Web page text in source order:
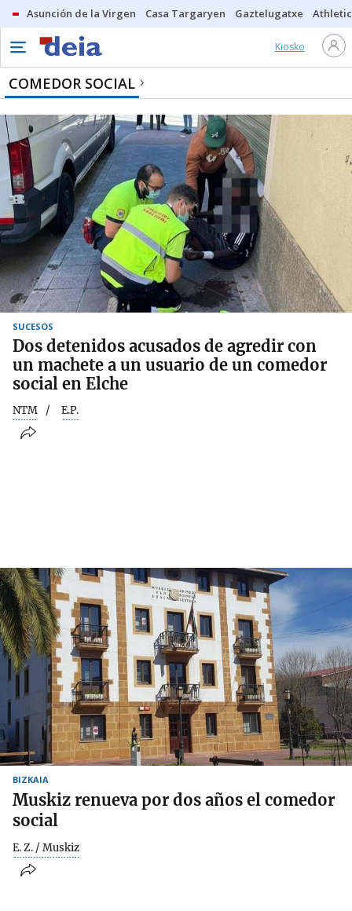
Asunción de la Virgen Casa Targaryen Gaztelugatxe Athletic
Kiosko
COMEDOR SOCIAL
SUCESOS
Dos detenidos acusados de agredir con
un machete a un usuario de un comedor
social en Elche
NTM E.P.
BIZKAIA
Muskiz renueva por dos años el comedor
social
E. Z. / Muskiz